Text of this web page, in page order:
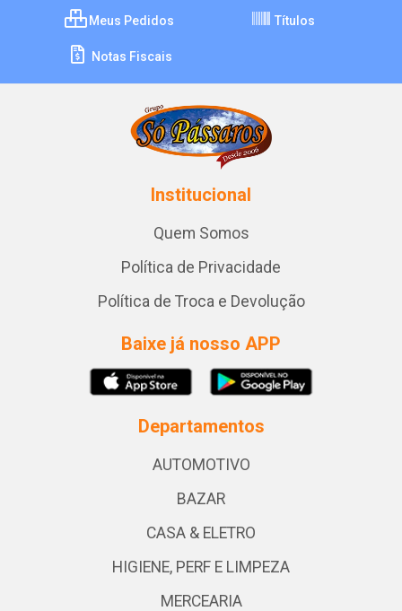
Meus Pedidos Títulos
Notas Fiscais
Institucional
Quem Somos
Política de Privacidade
Política de Troca e Devolução
Baixe já nosso APP
Departamentos
AUTOMOTIVO
BAZAR
CASA & ELETRO
HIGIENE, PERF E LIMPEZA
MERCEARIA